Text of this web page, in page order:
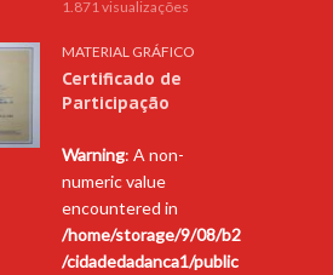
1.871 visualizações
MATERIAL GRÁFICO
Certificado de
Participação
Warning: A non-
numeric value
encountered in
/home/storage/9/08/b2
/cidadedadanca1/public